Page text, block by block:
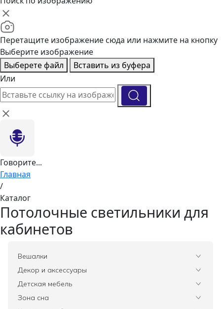
Перетащите изображение сюда или нажмите на кнопку
Выберите изображение
Выберете файл
Вставить из буфера
Или
Говорите...
Главная
/
Каталог
Потолочные светильники для
кабинетов
Вешалки
Все
Декор и аксессуары
Все
Элитные зеркала
Детская мебель
Все
Зона сна